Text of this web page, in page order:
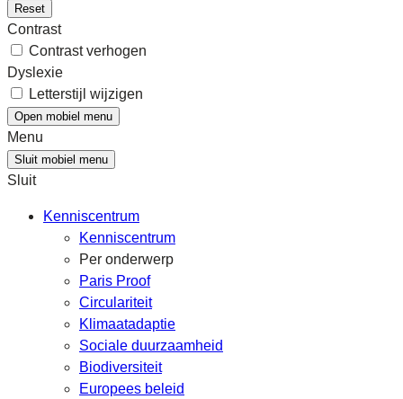
Reset
Contrast
Contrast verhogen
Dyslexie
Letterstijl wijzigen
Open mobiel menu
Menu
Sluit mobiel menu
Sluit
Kenniscentrum
Kenniscentrum
Per onderwerp
Paris Proof
Circulariteit
Klimaatadaptie
Sociale duurzaamheid
Biodiversiteit
Europees beleid